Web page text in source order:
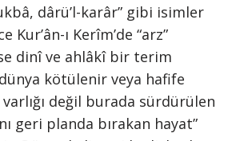
dârü’l-karâr” gibi isimler
ı Kerîm’de “arz”
dinî ve ahlâkî bir terim
kötülenir veya hafife
değil burada sürdürülen
geri planda bırakan hayat”